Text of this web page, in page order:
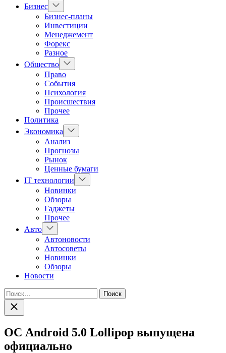
Бизнес Показать
подменю
Бизнес-планы
Инвестиции
Менеджемент
Форекс
Разное
Общество Показать
подменю
Право
События
Психология
Происшествия
Прочее
Политика
Экономика
Показать
подменю
Анализ
Прогнозы
Рынок
Ценные бумаги
IT технологии
Показать
подменю
Новинки
Обзоры
Гаджеты
Прочее
Авто Показать
подменю
Автоновости
Автосоветы
Новинки
Обзоры
Новости
Найти:
Закрыть
поиск
ОС Android 5.0 Lollipop выпущена
официально